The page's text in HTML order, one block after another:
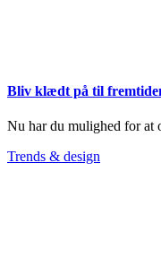
Bliv klædt på til
Nu har du mulighed for at
Trends & design